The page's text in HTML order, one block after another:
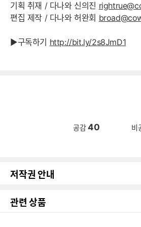
기획 취재 / 다나와 신의진
편집 제작 / 다나와 허완회
▶구독하기 http://bit.ly/2s8JmD1
공감 40 비
저작권 안내
관련 상품